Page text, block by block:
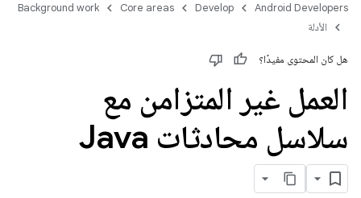
Android Developers
Develop
Core areas
Background work
الأدلة
هل كان المحتوى مفيدًا؟
العمل غير المتزامن مع
سلاسل محادثات Java